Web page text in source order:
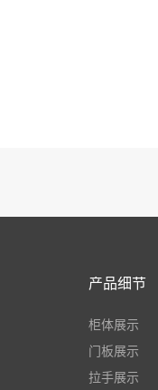
产品细节
柜体展示
门板展示
拉手展示